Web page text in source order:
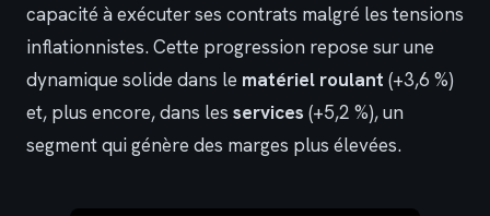
capacité à exécuter ses contrats malgré les tensions
inflationnistes. Cette progression repose sur une
dynamique solide dans le matériel roulant (+3,6 %)
et, plus encore, dans les services (+5,2 %), un
segment qui génère des marges plus élevées.